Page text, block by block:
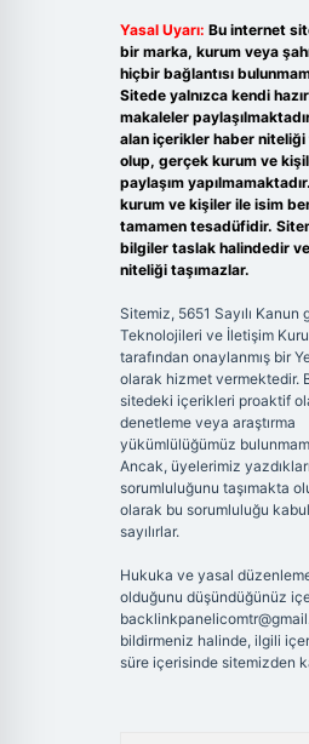
Yasal Uyarı: Bu internet
bir marka, kurum veya
hiçbir bağlantısı
Sitede yalnızca kendi
makaleler
alan içerikler haber niteliği
olup, gerçek kurum ve
paylaşım
kurum ve kişiler ile isim
tamamen tesadüfidir.
bilgiler taslak halindedir
niteliği taşımazlar.
Sitemiz, 5651 Sayılı Kanun
Teknolojileri ve İletişim
tarafından onaylanmış bir
olarak hizmet vermektedir.
sitedeki içerikleri proaktif
denetleme veya araştırma
yükümlülüğümüz
Ancak, üyelerimiz
sorumluluğunu taşımakta
olarak bu sorumluluğu
sayılırlar.
Hukuka ve yasal
olduğunu düşündüğünüz
bildirmeniz halinde, ilgili
süre içerisinde sitemizden